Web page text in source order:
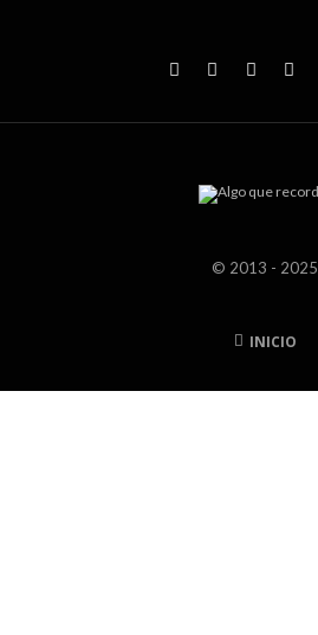
© 2013 - 2025
INICIO